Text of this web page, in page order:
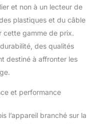
pas d'outils, de
d'alimentation
etc. Pour les
des fabricants
peuvent lire
aux données du
ABS,
et autres appareils
Toyota, Lexus,
Honda, Isuzu,
et non à un lecteur de
plastiques et du câble
cette gamme de prix.
des qualités
destiné à affronter les
et performance
l’appareil branché sur la